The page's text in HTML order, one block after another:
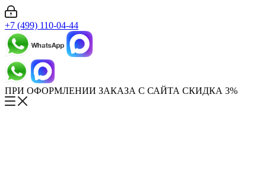
+7 (499) 110-04-44
ПРИ ОФОРМЛЕНИИ ЗАКАЗА С САЙТА СКИДКА 3%